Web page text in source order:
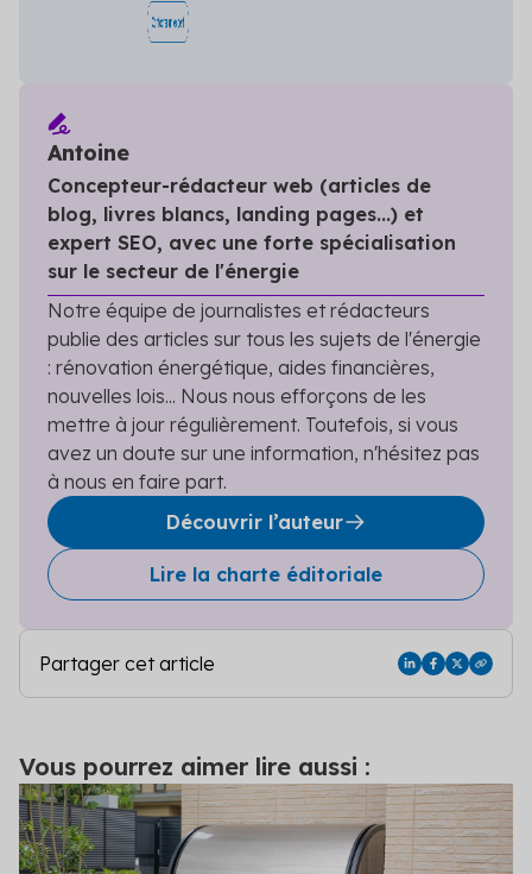
Antoine
Concepteur-rédacteur web (articles de
blog, livres blancs, landing pages...) et
expert SEO, avec une forte spécialisation
sur le secteur de l'énergie
Notre équipe de journalistes et rédacteurs
publie des articles sur tous les sujets de l'énergie
: rénovation énergétique, aides financières,
nouvelles lois... Nous nous efforçons de les
mettre à jour régulièrement. Toutefois, si vous
avez un doute sur une information, n'hésitez pas
à nous en faire part.
Découvrir l’auteur
Lire la charte éditoriale
Partager cet article
Vous pourrez aimer lire aussi :